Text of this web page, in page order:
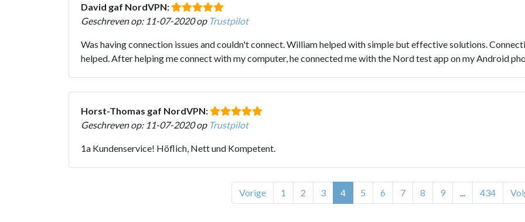
David gaf NordVPN:
Geschreven op: 11-07-2020 op Trustpilot
Was having connection issues and couldn't connect. William helped with simple but effective solutions.
helped. After helping me connect with my computer, he connected me with the Nord test app on my Android
Horst-Thomas gaf NordVPN:
Geschreven op: 11-07-2020 op Trustpilot
1a Kundenservice! Höflich, Nett und Kompetent.
Vorige 1 2 3 4 5 6 7 8 9 434